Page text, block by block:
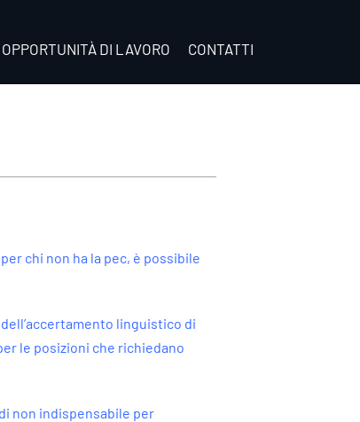
OPPORTUNITÀ DI LAVORO CONTATTI
chi non ha la pec, è possibile
linguistico di
le posizioni che richiedano
non indispensabile per